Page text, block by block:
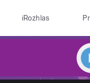
iRozhlas